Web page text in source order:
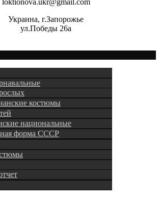
loktionova.ukr@gmail.com
Украина, г.Запорожье
ул.Победы 26а
костюмы
национальные
форма СССР